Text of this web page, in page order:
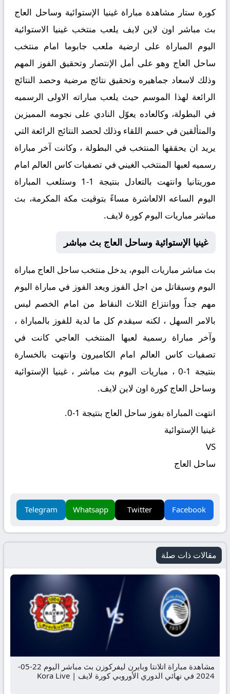
كورة ستار مشاهدة مباراة غينيا الإستوائية وساحل العاج
بث مباشر اون لاين لايف يلعب منتخب غينيا الاستوائية
اليوم المباراة على ارضية ملعب جابوما امام منتخب
ساحل العاج وهو على أمل الإنتصار وتحقيق الفوز المهم
وذلك لاسعاد جماهيره وتحقيق نتائج مرضية وحصد النتائج
الرائعة لهذا الموسم حيث يلعب مباراته الاولى الرسميه
في البطولة، وكالعاده يعوّل النادي على نجومه المميزين
والمتألقين في حسم اللقاء وذلك لحصد النتائج الرائعة التي
يريد ان يحققها المنتخب في البطولة ، وكانت آخر مباراة
رسميه لعبها المنتخب الغيني في تصفيات كاس العالم امام
موريتانيا وانتهت بالتعادل بنتيجة 1-1 وستلعب المباراة
اليوم الساعه الالعاشرة مساءً بتوقيت مكة المكرمة، بث
مباشر مباريات اليوم كورة لايف.
غينيا الإستوائية وساحل العاج بث مباشر
بث مباشر مباريات اليوم، يدخل منتخب ساحل العاج مباراة
اليوم وسيقاتل من اجل الفوز ويعد الفوز في مباراة اليوم
مهم جداً ووانتزاع الثلاث النقاط من امام الخصم ليس
بالامر السهل ، لكنه سيقدم كل ما لدية للفوز بالمباراة ،
وآخر مباراة رسمية لعبها المنتخب العاجي كانت في
تصفيات كاس العالم امام الكاميرون وانتهت بالخسارة
بنتيجة 1-0 ، مباريات اليوم بث مباشر ، غينيا الإستوائية
وساحل العاج كورة اون لاين لايف.
انتهت المباراة بفوز ساحل العاج بنتيجة 1-0.
غينيا الإستوائية
VS
ساحل العاج
Facebook
Twitter
Whatsapp
Telegram
مقالات ذات صلة
مشاهدة مباراة اتلانتا وبايرن ليفركوزن بث مباشر اليوم 22-05-
2024 في نهائي الدوري الأوروبي كورة لايف | Kora Live